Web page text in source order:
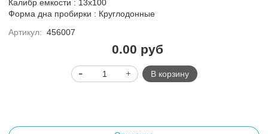
Калибр емкости : 13х100
Форма дна пробирки : Круглодонные
Артикул: 456007
0.00 руб
В корзину